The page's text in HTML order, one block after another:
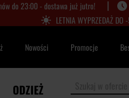
do 23:00 - dostawa już jutro! |
LETNIA WYPRZEDAŻ
Nowości Promocje
ODZIEŻ